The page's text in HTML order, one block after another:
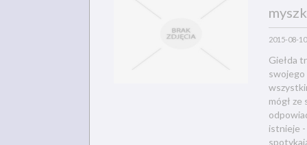
2015-08-10
Giełda
swojego
mógł
istnieje